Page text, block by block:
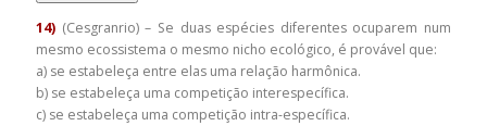
14) (Cesgranrio) – Se duas espécies diferentes ocuparem num
mesmo ecossistema o mesmo nicho ecológico, é provável que:
a) se estabeleça entre elas uma relação harmônica.
b) se estabeleça uma competição interespecífica.
c) se estabeleça uma competição intra-específica.